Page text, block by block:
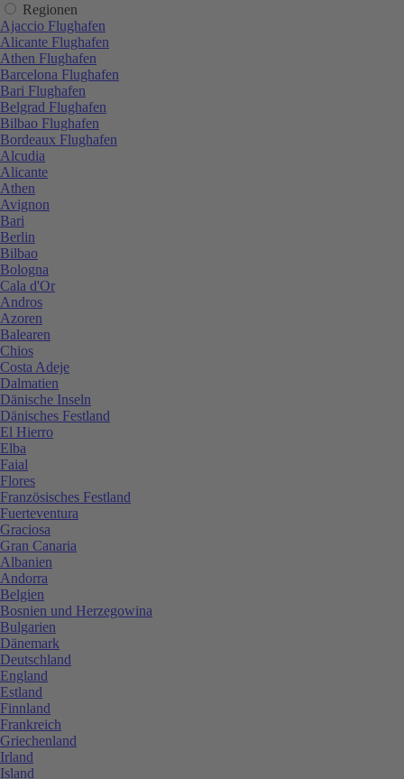
Regionen
Ajaccio Flughafen
Alicante Flughafen
Athen Flughafen
Barcelona Flughafen
Bari Flughafen
Belgrad Flughafen
Bilbao Flughafen
Bordeaux Flughafen
Alcudia
Alicante
Athen
Avignon
Bari
Berlin
Bilbao
Bologna
Cala d'Or
Andros
Azoren
Balearen
Chios
Costa Adeje
Dalmatien
Dänische Inseln
Dänisches Festland
El Hierro
Elba
Faial
Flores
Französisches Festland
Fuerteventura
Graciosa
Gran Canaria
Albanien
Andorra
Belgien
Bosnien und Herzegowina
Bulgarien
Dänemark
Deutschland
England
Estland
Finnland
Frankreich
Griechenland
Irland
Island